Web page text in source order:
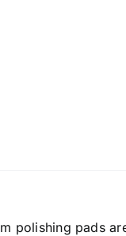
polishing pads